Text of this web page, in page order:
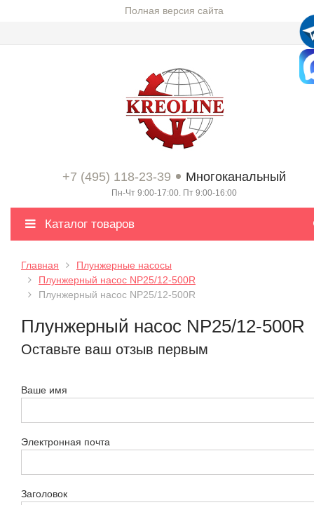
Полная версия сайта
+7 (495) 118-23-39 Многоканальный
Пн-Чт 9:00-17:00. Пт 9:00-16:00
Каталог товаров
Главная
Плунжерные насосы
Плунжерный насос NP25/12-500R
Плунжерный насос NP25/12-500R
Плунжерный насос NP25/12-500R
Оставьте ваш отзыв первым
Ваше имя
Электронная почта
Заголовок